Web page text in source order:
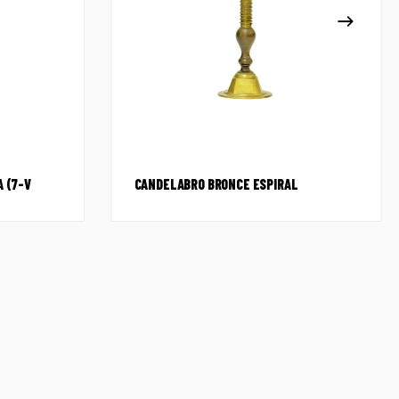
(7-V CANDELABRO BRONCE ESPIRAL